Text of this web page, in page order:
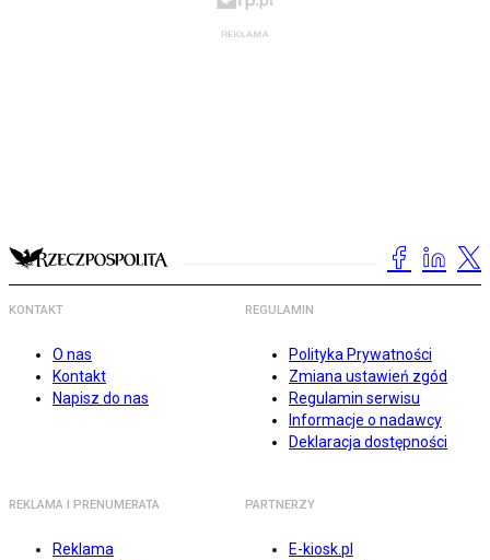
KONTAKT
O nas
Kontakt
Napisz do nas
REGULAMIN
Polityka Prywatności
Zmiana ustawień zgód
Regulamin serwisu
Informacje o nadawcy
Deklaracja dostępności
REKLAMA I PRENUMERATA
Reklama
PARTNERZY
E-kiosk.pl